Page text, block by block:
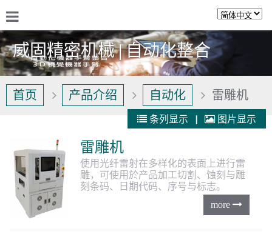
威固精密机械 | 自动化整合
首页 产品介绍 自动化 雷雕机
条列显示 | 图片显示
雷雕机
使用光纤雷射在多样化的表面上进行雷
雕，可使用於产品加工切割、蚀刻与雕
刻条码、日期代码、序号与标志。